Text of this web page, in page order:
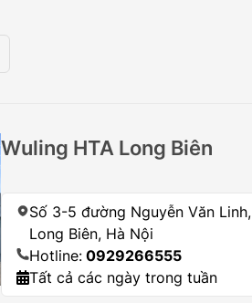
Wuling HTA Long Biên
Số 3-5 đường Nguyễn Văn Linh,
Long Biên, Hà Nội
Hotline: 0929266555
Tất cả các ngày trong tuần